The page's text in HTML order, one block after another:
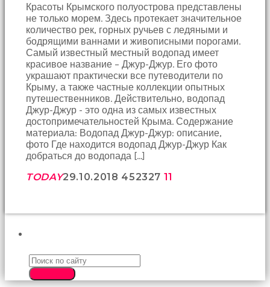
birbirlerine
teşekkür
ederek
bunu
tekrar
yapmak
sözleşiyorlar
altyazılı
porno
Arkadaşımın
evine
takılmaya
gittiğimde
tombul
bakmaktan
konsantre
olamıyordum
Красоты Крымского полуострова представлены
не только морем. Здесь протекает значительное
количество рек, горных ручьев с ледяными и
бодрящими ваннами и живописными порогами.
Самый известный местный водопад имеет
красивое название – Джур-Джур. Его фото
украшают практически все путеводители по
Крыму, а также частные коллекции опытных
путешественников. Действительно, водопад
Джур-Джур - это одна из самых известных
достопримечательностей Крыма. Содержание
материала: Водопад Джур-Джур: описание,
фото Где находится водопад Джур-Джур Как
добраться до водопада […]
TODAY29.10.2018 452327 11